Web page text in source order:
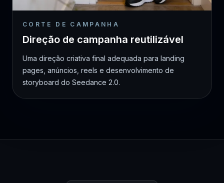
CORTE DE CAMPANHA
Direção de campanha reutilizável
Uma direção criativa final adequada para landing
pages, anúncios, reels e desenvolvimento de
storyboard do Seedance 2.0.